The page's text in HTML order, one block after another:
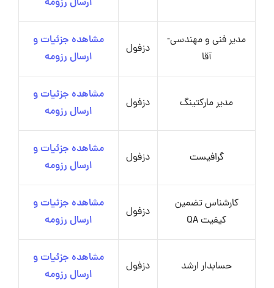
ارسال رزومه
مدیر فنی و مهندسی-
آقا
دزفول
مشاهده جزئیات و
ارسال رزومه
مدیر مارکتینگ دزفول
مشاهده جزئیات و
ارسال رزومه
گرافیست دزفول
مشاهده جزئیات و
ارسال رزومه
کارشناس تضمین
کیفیت QA
دزفول
مشاهده جزئیات و
ارسال رزومه
حسابدار ارشد دزفول
مشاهده جزئیات و
ارسال رزومه